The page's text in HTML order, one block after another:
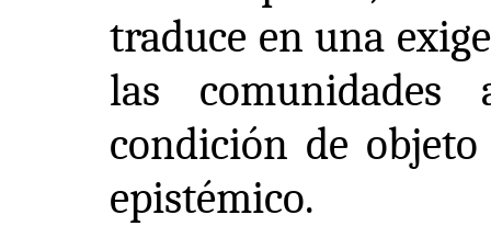
traduce en una
las comunidades
condición de
epistémico.